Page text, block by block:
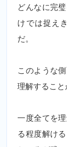
どんなに完
けでは捉え
だ。
このような
理解すること
一度全てを
る程度解け